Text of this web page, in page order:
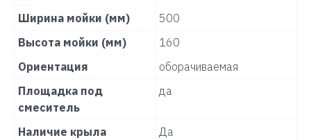
Ширина мойки (мм)
500
Высота мойки (мм)
160
Ориентация
оборачиваемая
Площадка под
смеситель
да
Наличие крыла
Да